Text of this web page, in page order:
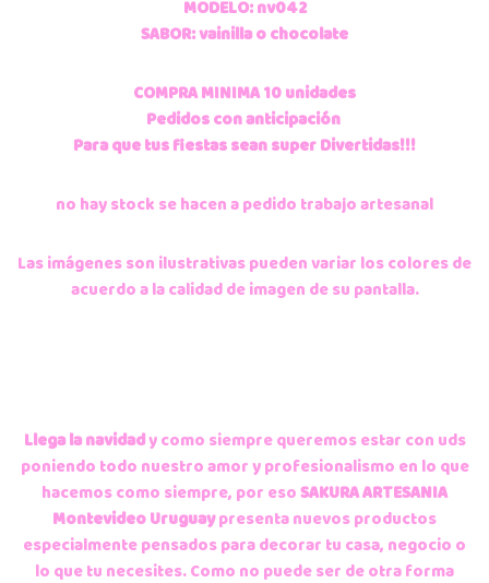
MODELO: nv042
SABOR: vainilla o chocolate
COMPRA MINIMA 10 unidades
Pedidos con anticipación
Para que tus fiestas sean super Divertidas!!!
no hay stock se hacen a pedido trabajo artesanal
Las imágenes son ilustrativas pueden variar los colores de
acuerdo a la calidad de imagen de su pantalla.
Llega la navidady como siempre queremos estar con uds
poniendo todo nuestro amor y profesionalismo en lo que
hacemos como siempre, por esoSAKURA ARTESANIA
Montevideo Uruguaypresenta nuevos productos
especialmente pensados para decorar tu casa, negocio o
lo que tu necesites. Como no puede ser de otra forma